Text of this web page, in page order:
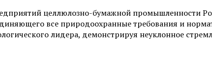
целлюлозно-бумажной промышленности
все природоохранные требования и
лидера, демонстрируя неуклонное